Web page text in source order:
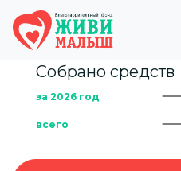
Собрано средств
за 2026 год
всего